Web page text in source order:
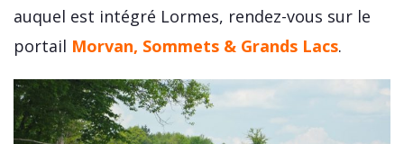
auquel est intégré Lormes, rendez-vous sur le
portail Morvan, Sommets & Grands Lacs.